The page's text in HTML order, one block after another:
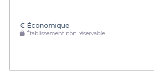
€ Économique
Établissement non réservable